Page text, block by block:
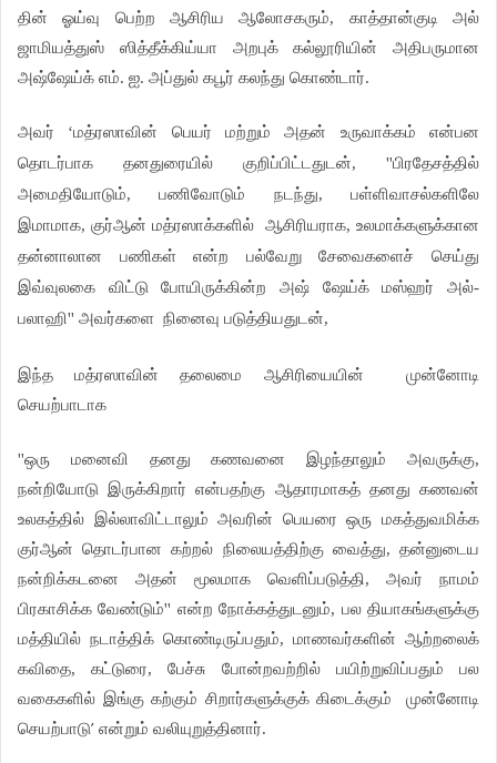
தின் ஓய்வு பெற்ற ஆசிரிய ஆலோசகரும், காத்தான்குடி அல்
ஜாமியத்துஸ் ஸித்தீக்கிய்யா அறபுக் கல்லூரியின் அதிபருமான
அஷ்ஷேய்க் எம். ஐ. அப்துல் கபூர் கலந்து கொண்டார்.
அவர் ‘மத்ரஸாவின் பெயர் மற்றும் அதன் உருவாக்கம் என்பன
தொடர்பாக தனதுரையில் குறிப்பிட்டதுடன், ''பிரதேசத்தில்
அமைதியோடும், பணிவோடும் நடந்து, பள்ளிவாசல்களிலே
இமாமாக, குர்ஆன் மத்ரஸாக்களில்
ஆசிரியராக, உலமாக்களுக்கான
தன்னாலான பணிகள் என்ற பல்வேறு சேவைகளைச் செய்து
இவ்வுலகை விட்டு போயிருக்கின்ற அஷ் ஷேய்க் மஸ்ஹர் அல்-
பலாஹி'' அவர்களை நினைவு படுத்தியதுடன்,
இந்த மத்ரஸாவின் தலைமை ஆசிரியையின்
முன்னோடி
செயற்பாடாக
''ஒரு மனைவி தனது கணவனை இழந்தாலும் அவருக்கு,
நன்றியோடு இருக்கிறார் என்பதற்கு ஆதாரமாகத் தனது கணவன்
உலகத்தில் இல்லாவிட்டாலும் அவரின் பெயரை ஒரு மகத்துவமிக்க
குர்ஆன் தொடர்பான கற்றல் நிலையத்திற்கு வைத்து, தன்னுடைய
நன்றிக்கடனை அதன் மூலமாக வெளிப்படுத்தி, அவர் நாமம்
பிரகாசிக்க வேண்டும்'' என்ற நோக்கத்துடனும், பல தியாகங்களுக்கு
மத்தியில் நடாத்திக் கொண்டிருப்பதும், மாணவர்களின் ஆற்றலைக்
கவிதை, கட்டுரை, பேச்சு போன்றவற்றில் பயிற்றுவிப்பதும் பல
வகைகளில் இங்கு கற்கும் சிறார்களுக்குக் கிடைக்கும்
முன்னோடி
செயற்பாடு’ என்றும் வலியுறுத்தினார்.